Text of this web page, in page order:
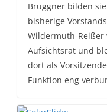
Bruggner bilden
bisherige
Wildermuth-Reißer
Aufsichtsrat und
dort als
Funktion eng